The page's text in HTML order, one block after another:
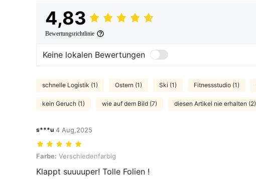
4,83
Bewertungsrichtlinie
Keine lokalen Bewertungen
schnelle Logistik (1) Ostern (1) Ski (1) Fitnessstudio (1)
kein Geruch (1) wie auf dem Bild (7) diesen Artikel nie erhalten (2)
s***u 4 Aug,2025
Farbe: Verschiedenfarbig
Farbe: Verschiedenfarbig
Klappt suuuuper! Tolle Folien !